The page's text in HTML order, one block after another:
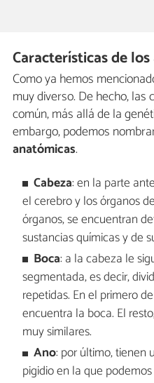
Características de
Como ya hemos
muy diverso. De hecho,
común, más allá de la
embargo, podemos
anatómicas.
Cabeza: en la parte
el cerebro y los órganos
órganos, se encuentran
sustancias químicas y de
Boca: a la cabeza le
segmentada, es decir,
repetidas. En el primero
encuentra la boca. El
muy similares.
Ano: por último, tienen
pigidio en la que